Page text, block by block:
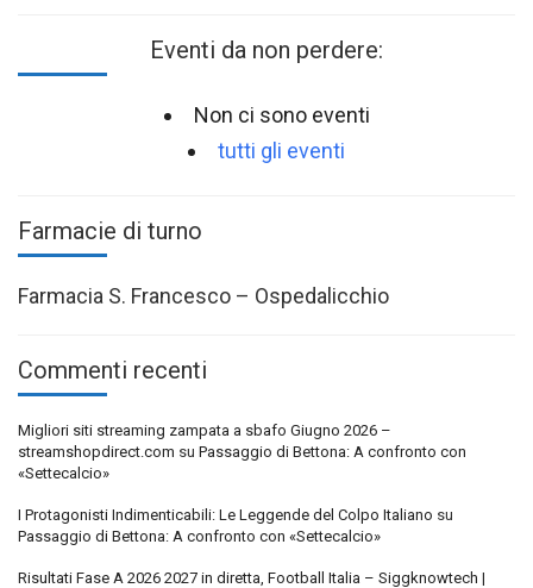
Eventi da non perdere:
Non ci sono eventi
tutti gli eventi
Farmacie di turno
Farmacia S. Francesco – Ospedalicchio
Commenti recenti
Migliori siti streaming zampata a sbafo Giugno 2026 –
streamshopdirect.com su Passaggio di Bettona: A confronto con
«Settecalcio»
I Protagonisti Indimenticabili: Le Leggende del Colpo Italiano su
Passaggio di Bettona: A confronto con «Settecalcio»
Risultati Fase A 2026 2027 in diretta, Football Italia – Siggknowtech |